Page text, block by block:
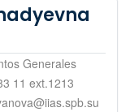
Generales
11 ext.1213